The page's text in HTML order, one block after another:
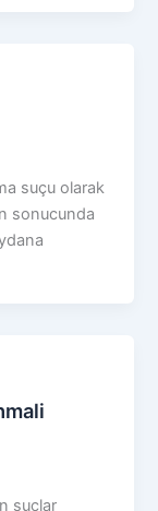
suçu olarak
sonucunda
suçlar